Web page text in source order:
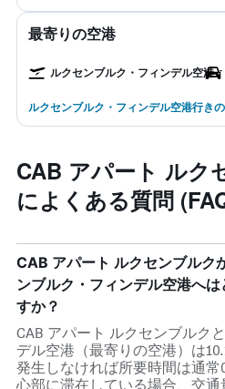
最寄りの空港
ルクセンブルク・フィンデル空港
ルクセンブルク・フィンデル空港行き
CAB アパート ルク
によくある質問
CAB アパート ルクセンブルク
ンブルク・フィンデル空港へ
すか？
CAB アパート ルクセンブルク
デル空港（最寄りの空港）は
発生しなければ所要時間は通
心部に滞在している場合、交